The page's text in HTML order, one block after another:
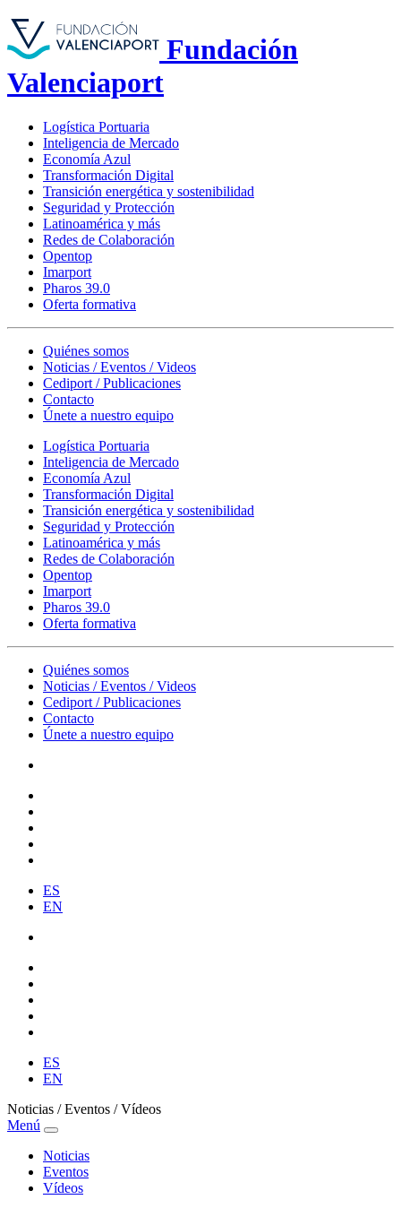
Fundación
Valenciaport
Logística Portuaria
Inteligencia de Mercado
Economía Azul
Transformación Digital
Transición energética y sostenibilidad
Seguridad y Protección
Latinoamérica y más
Redes de Colaboración
Opentop
Imarport
Pharos 39.0
Oferta formativa
Quiénes somos
Noticias / Eventos / Videos
Cediport / Publicaciones
Contacto
Únete a nuestro equipo
Logística Portuaria
Inteligencia de Mercado
Economía Azul
Transformación Digital
Transición energética y sostenibilidad
Seguridad y Protección
Latinoamérica y más
Redes de Colaboración
Opentop
Imarport
Pharos 39.0
Oferta formativa
Quiénes somos
Noticias / Eventos / Videos
Cediport / Publicaciones
Contacto
Únete a nuestro equipo
ES
EN
ES
EN
Noticias / Eventos / Vídeos
Menú
Noticias
Eventos
Vídeos